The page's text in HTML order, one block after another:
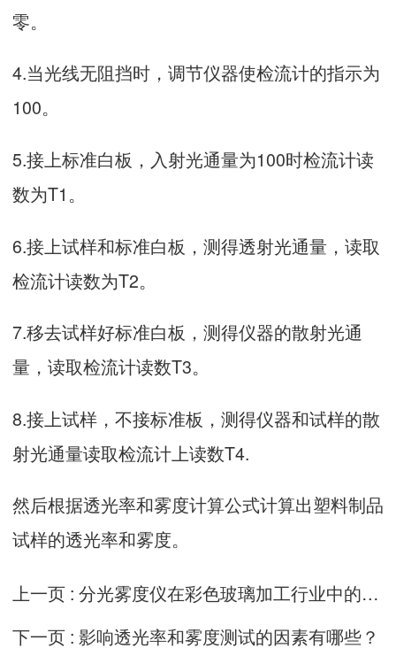
零。
4.当光线无阻挡时，调节仪器使检流计的指示为
100。
5.接上标准白板，入射光通量为100时检流计读
数为T1。
6.接上试样和标准白板，测得透射光通量，读取
检流计读数为T2。
7.移去试样好标准白板，测得仪器的散射光通
量，读取检流计读数T3。
8.接上试样，不接标准板，测得仪器和试样的散
射光通量读取检流计上读数T4.
然后根据透光率和雾度计算公式计算出塑料制品
试样的透光率和雾度。
上一页 : 分光雾度仪在彩色玻璃加工行业中的应用
下一页 : 影响透光率和雾度测试的因素有哪些？